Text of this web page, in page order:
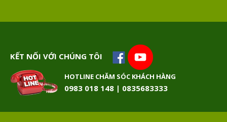
KẾT NỐI VỚI CHÚNG TÔI
HOTLINE CHĂM SÓC KHÁCH HÀNG
0983 018 148 | 0835683333